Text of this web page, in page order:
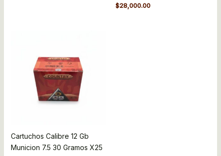
$28,000.00
Cartuchos Calibre 12 Gb
Municion 7.5 30 Gramos X25